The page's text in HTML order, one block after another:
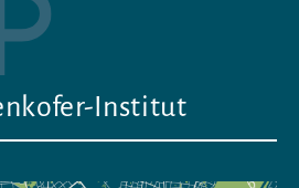
Institut